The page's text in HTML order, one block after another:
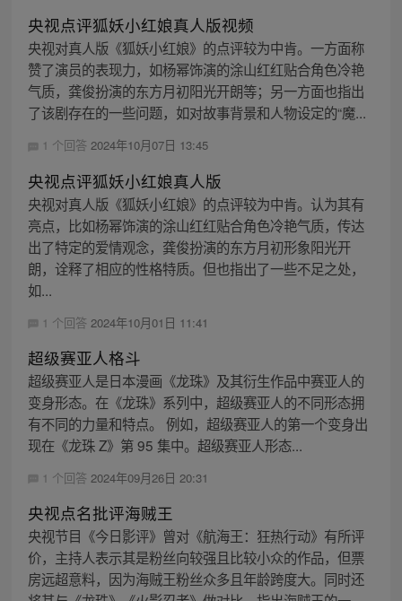
央视点评狐妖小红娘真人版视频
央视对真人版《狐妖小红娘》的点评较为中肯。一方面称
赞了演员的表现力，如杨幂饰演的涂山红红贴合角色冷艳
气质，龚俊扮演的东方月初阳光开朗等；另一方面也指出
了该剧存在的一些问题，如对故事背景和人物设定的“魔...
1 个回答 2024年10月07日 13:45
央视点评狐妖小红娘真人版
央视对真人版《狐妖小红娘》的点评较为中肯。认为其有
亮点，比如杨幂饰演的涂山红红贴合角色冷艳气质，传达
出了特定的爱情观念，龚俊扮演的东方月初形象阳光开
朗，诠释了相应的性格特质。但也指出了一些不足之处，
如...
1 个回答 2024年10月01日 11:41
超级赛亚人格斗
超级赛亚人是日本漫画《龙珠》及其衍生作品中赛亚人的
变身形态。在《龙珠》系列中，超级赛亚人的不同形态拥
有不同的力量和特点。 例如，超级赛亚人的第一个变身出
现在《龙珠 Z》第 95 集中。超级赛亚人形态...
1 个回答 2024年09月26日 20:31
央视点名批评海贼王
央视节目《今日影评》曾对《航海王：狂热行动》有所评
价，主持人表示其是粉丝向较强且比较小众的作品，但票
房远超意料，因为海贼王粉丝众多且年龄跨度大。同时还